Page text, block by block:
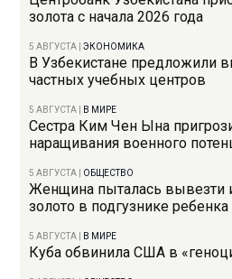
золота с начала 2026 года
5 АВГУСТА |ЭКОНОМИКА
В Узбекистане предложили
частных учебных центров
5 АВГУСТА В МИРЕ
Сестра Ким Чен Ына
наращивания военного
5 АВГУСТА ОБЩЕСТВО
Женщина пыталась вывезти
золото в подгузнике ребенка
5 АВГУСТА В МИРЕ
Куба обвинила США в